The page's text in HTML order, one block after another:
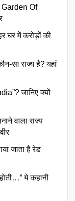
Garden Of
घर में करोड़ों की
सा राज्य है? यहां
जानिए क्यों
वाला राज्य
जाता है रेड
ये कहानी